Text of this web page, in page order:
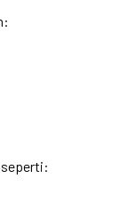
seperti: